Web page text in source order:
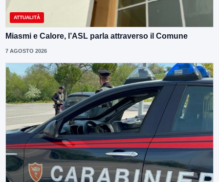
ATTUALITÀ
Miasmi e Calore, l’ASL parla attraverso il Comune
7 AGOSTO 2026